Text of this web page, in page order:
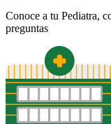
Conoce a tu Pediatra,
preguntas